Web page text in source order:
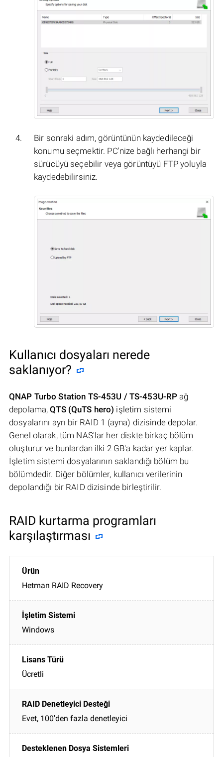
Bir sonraki adım, görüntünün kaydedileceği
konumu seçmektir. PC'nize bağlı herhangi bir
sürücüyü seçebilir veya görüntüyü FTP yoluyla
kaydedebilirsiniz.
Kullanıcı dosyaları nerede
saklanıyor?
QNAP Turbo Station TS-453U / TS-453U-RP ağ
depolama,QTS (QuTS hero) işletim sistemi
dosyalarını ayrı bir RAID 1 (ayna) dizisinde depolar.
Genel olarak, tüm NAS'lar her diskte birkaç bölüm
oluşturur ve bunlardan ilki 2 GB'a kadar yer kaplar.
İşletim sistemi dosyalarının saklandığı bölüm bu
bölümdedir. Diğer bölümler, kullanıcı verilerinin
depolandığı bir RAID dizisinde birleştirilir.
RAID kurtarma programları
karşılaştırması
Hetman RAID Recovery
Windows
Ücretli
Evet, 100'den fazla denetleyici